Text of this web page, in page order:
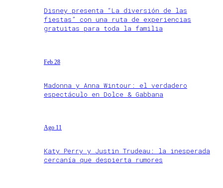
Disney presenta “La diversión de las
fiestas” con una ruta de experiencias
gratuitas para toda la familia
Feb 28
Madonna y Anna Wintour: el verdadero
espectáculo en Dolce & Gabbana
Ago 11
Katy Perry y Justin Trudeau: la inesperada
cercanía que despierta rumores